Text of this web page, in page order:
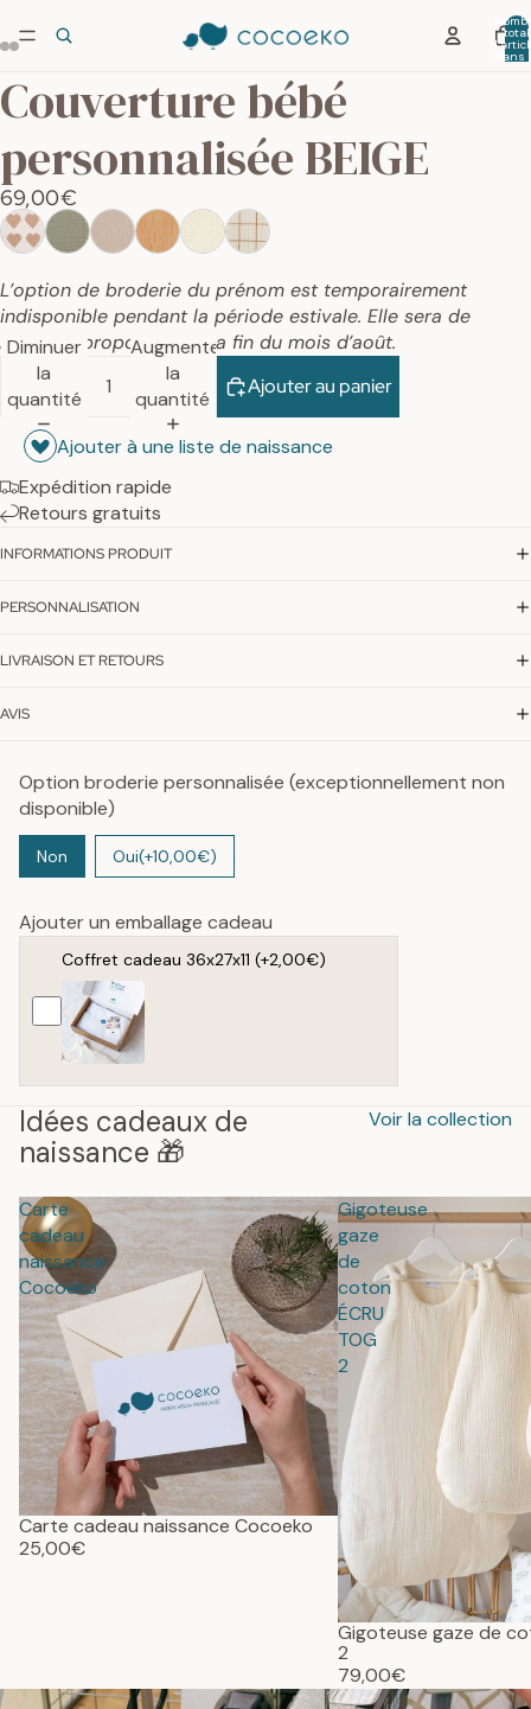
total
dans
Couverture bébé
personnalisée BEIGE
69,00€
L’option de broderie du prénom est temporairement
indisponible pendant la période estivale. Elle sera de
nouveau proposée dès la fin du mois d’août.
Diminuer
la
quantité
Augmenter
la
quantité
Ajouter au panier
Ajouter à une liste de naissance
Expédition rapide
Retours gratuits
INFORMATIONS PRODUIT
PERSONNALISATION
LIVRAISON ET RETOURS
AVIS
Option broderie personnalisée (exceptionnellement non
disponible)
Non Oui(+10,00€)
Ajouter un emballage cadeau
Coffret cadeau 36x27x11 (+2,00€)
Idées cadeaux de
naissance 🎁
Voir la collection
Carte
cadeau
naissance
Cocoeko
Carte cadeau naissance Cocoeko
25,00€
Gigoteuse
gaze
de
coton
ÉCRU
TOG
2
Gigoteuse gaze de
2
79,00€